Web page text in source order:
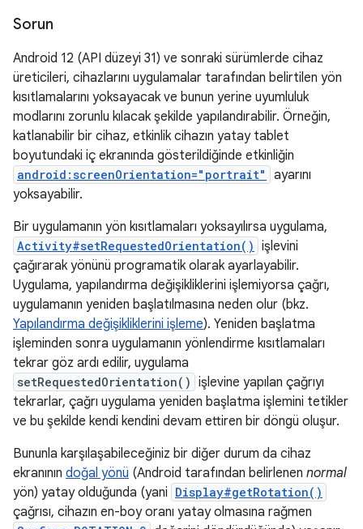
Sorun
Android 12 (API düzeyi 31) ve sonraki sürümlerde cihaz
üreticileri, cihazlarını uygulamalar tarafından belirtilen yön
kısıtlamalarını yoksayacak ve bunun yerine uyumluluk
modlarını zorunlu kılacak şekilde yapılandırabilir. Örneğin,
katlanabilir bir cihaz, etkinlik cihazın yatay tablet
boyutundaki iç ekranında gösterildiğinde etkinliğin
android:screenOrientation="portrait"
ayarını
yoksayabilir.
Bir uygulamanın yön kısıtlamaları yoksayılırsa uygulama,
Activity#setRequestedOrientation() işlevini
çağırarak yönünü programatik olarak ayarlayabilir.
Uygulama, yapılandırma değişikliklerini işlemiyorsa çağrı,
uygulamanın yeniden başlatılmasına neden olur (bkz.
Yapılandırma değişikliklerini işleme). Yeniden başlatma
işleminden sonra uygulamanın yönlendirme kısıtlamaları
tekrar göz ardı edilir, uygulama
setRequestedOrientation() işlevine yapılan çağrıyı
tekrarlar, çağrı uygulama yeniden başlatma işlemini tetikler
ve bu şekilde kendi kendini devam ettiren bir döngü oluşur.
Bununla karşılaşabileceğiniz bir diğer durum da cihaz
ekranının doğal yönü (Android tarafından belirlenen normal
yön) yatay olduğunda (yani Display#getRotation()
çağrısı, cihazın en-boy oranı yatay olmasına rağmen